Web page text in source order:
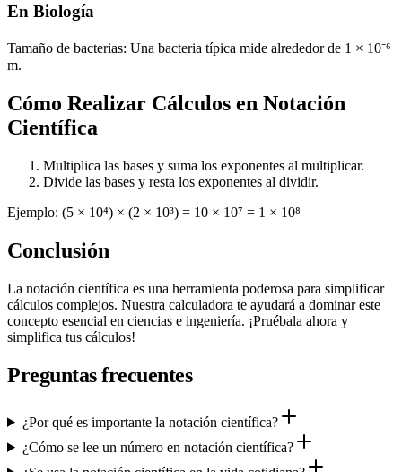
En Biología
Tamaño de bacterias: Una bacteria típica mide alrededor de 1 × 10⁻⁶
m.
Cómo Realizar Cálculos en Notación
Científica
Multiplica las bases y suma los exponentes al multiplicar.
Divide las bases y resta los exponentes al dividir.
Ejemplo: (5 × 10⁴) × (2 × 10³) = 10 × 10⁷ = 1 × 10⁸
Conclusión
La notación científica es una herramienta poderosa para simplificar
cálculos complejos. Nuestra calculadora te ayudará a dominar este
concepto esencial en ciencias e ingeniería. ¡Pruébala ahora y
simplifica tus cálculos!
Preguntas frecuentes
¿Por qué es importante la notación científica?
¿Cómo se lee un número en notación científica?